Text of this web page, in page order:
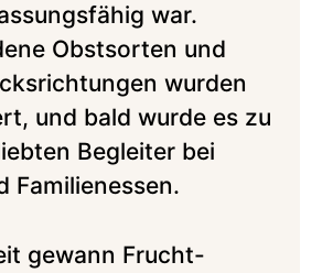
war.
Obstsorten und
wurden
und bald wurde es zu
Begleiter bei
Familienessen.
gewann Frucht-